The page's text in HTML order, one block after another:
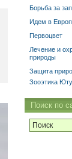
Борьба за
Идем в
Первоцвет
Лечение и
природы
Защита
Зооэтика
Поиск по